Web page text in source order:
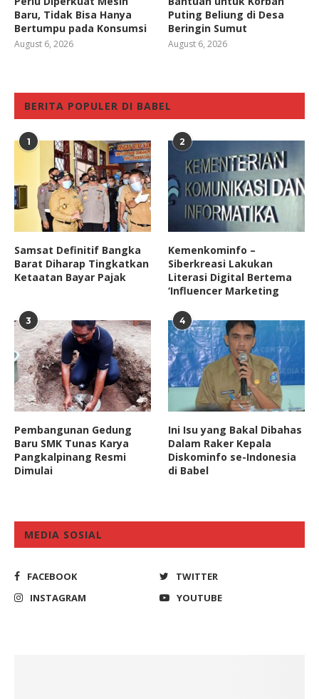
Baru, Tidak Bisa Hanya
Bertumpu pada Konsumsi
August 6, 2026
Puting Beliung di Desa
Beringin Sumut
August 6, 2026
BERITA POPULER DI BABEL
1
Samsat Definitif Bangka
Barat Diharap Tingkatkan
Ketaatan Bayar Pajak
2
Kemenkominfo –
Siberkreasi Lakukan
Literasi Digital Bertema
‘Influencer Marketing
3
Pembangunan Gedung
Baru SMK Tunas Karya
Pangkalpinang Resmi
Dimulai
4
Ini Isu yang Bakal Dibahas
Dalam Raker Kepala
Diskominfo se-Indonesia
di Babel
MEDIA SOSIAL
FACEBOOK
TWITTER
INSTAGRAM
YOUTUBE